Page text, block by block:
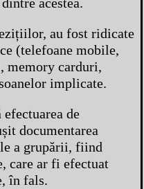
acestea.
au fost ridicate
(telefoane mobile,
memory carduri,
implicate.
de
documentarea
a grupării, fiind
care ar fi efectuat
în fals.